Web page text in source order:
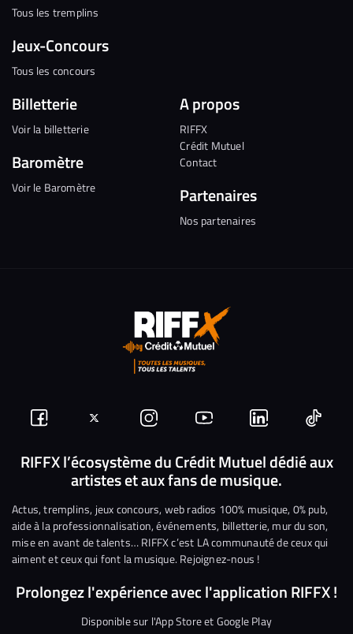
Tous les tremplins
Jeux-Concours
Tous les concours
Billetterie
Voir la billetterie
Baromètre
Voir le Baromètre
A propos
RIFFX
Crédit Mutuel
Contact
Partenaires
Nos partenaires
Suivez-
nous
Facebook
Suivez-
nous
sur
Twitter
Nous
rejoindre
sur
Instagram
Nous
rejoindre
sur
YouTube
Nous
rejoindre
sur
Linkedin
Nous
RIFFX l’écosystème du Crédit Mutuel dédié aux
artistes et aux fans de musique.
Actus, tremplins, jeux concours, web radios 100% musique, 0% pub,
aide à la professionnalisation, événements, billetterie, mur du son,
mise en avant de talents… RIFFX c’est LA communauté de ceux qui
aiment et ceux qui font la musique. Rejoignez-nous !
Prolongez l'expérience avec l'application RIFFX !
Disponible sur l'App Store et Google Play